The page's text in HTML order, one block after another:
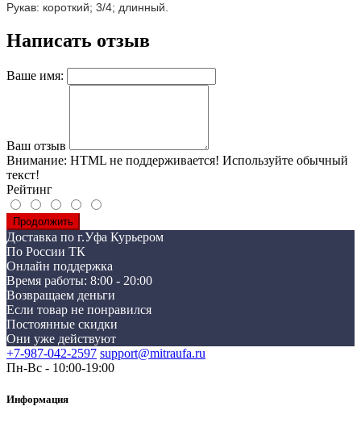
Рукав: короткий; 3/4; длинный.
Написать отзыв
Ваше имя:
Ваш отзыв
Внимание: HTML не поддерживается! Используйте обычный
текст!
Рейтинг
Продолжить
Доставка по г.Уфа Курьером
По России ТК
Онлайн поддержка
Время работы: 8:00 - 20:00
Возвращаем деньги
Если товар не понравился
Постоянные скидки
Они уже действуют
+7-987-042-2597 support@mitraufa.ru
Пн-Вс - 10:00-19:00
Информация